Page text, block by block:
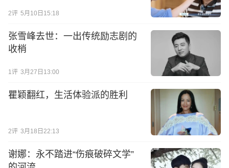
2评 5月10日15:18
张雪峰去世：一出传统励志剧的
收梢
1评 3月27日13:00
瞿颖翻红，生活体验派的胜利
2评 3月18日22:13
谢娜：永不踏进“伤痕破碎文学”